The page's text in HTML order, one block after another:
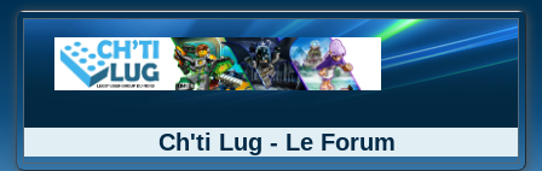
Ch'ti Lug - Le Forum